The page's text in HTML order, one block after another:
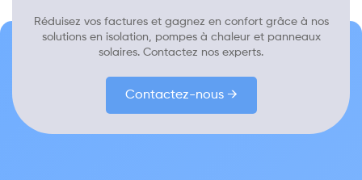
Réduisez vos factures et gagnez en confort grâce à nos
solutions en isolation, pompes à chaleur et panneaux
solaires. Contactez nos experts.
Contactez-nous →